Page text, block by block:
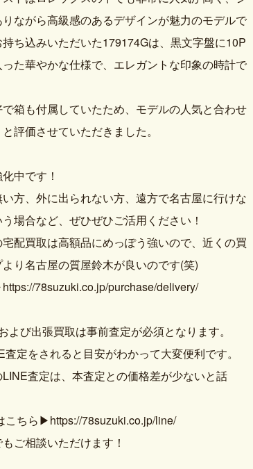
りながら高級感のあるデザインが魅力のモデルで
ち込みいただいた179174Gは、黒文字盤に10P
った華やかな仕様で、エレガントな印象の時計で
箱も付属していたため、モデルの人気と合わせ
評価させていただきました。
中です！
方、外に出られない方、遠方で名古屋に行けな
場合など、ぜひぜひご活用ください！
配買取は高額品にめっぽう強いので、近くの買
り名古屋の質屋鈴木が良いのです(笑)
78suzuki.co.jp/purchase/delivery/
よび出張買取は事前査定が必須となります。
定をされると目安がわかって大変便利です。
査定は、本査定との価格差が少ないと話
こちら▶https://78suzuki.co.jp/line/
ご相談いただけます！